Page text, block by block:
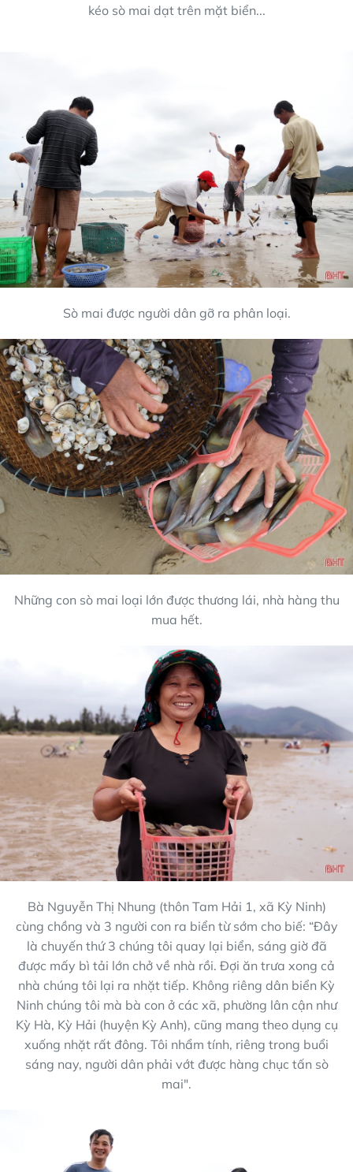
kéo sò mai dạt trên mặt biển...
Sò mai được người dân gỡ ra phân loại.
Những con sò mai loại lớn được thương lái, nhà hàng thu
mua hết.
Bà Nguyễn Thị Nhung (thôn Tam Hải 1, xã Kỳ Ninh)
cùng chồng và 3 người con ra biển từ sớm cho biế: “Đây
là chuyến thứ 3 chúng tôi quay lại biển, sáng giờ đã
được mấy bì tải lớn chở về nhà rồi. Đợi ăn trưa xong cả
nhà chúng tôi lại ra nhặt tiếp. Không riêng dân biển Kỳ
Ninh chúng tôi mà bà con ở các xã, phường lân cận như
Kỳ Hà, Kỳ Hải (huyện Kỳ Anh), cũng mang theo dụng cụ
xuống nhặt rất đông. Tôi nhẩm tính, riêng trong buổi
sáng nay, người dân phải vớt được hàng chục tấn sò
mai".